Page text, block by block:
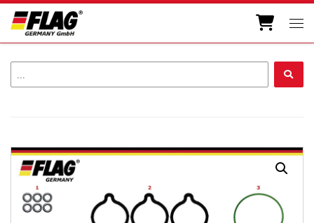
Zum Inhalt springen